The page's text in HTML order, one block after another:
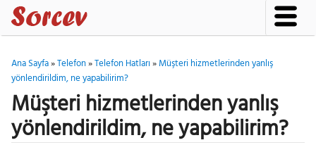
Ana Sayfa»Telefon»Telefon Hatları»Müşteri hizmetlerinden yanlış
yönlendirildim, ne yapabilirim?
Müşteri hizmetlerinden yanlış
yönlendirildim, ne yapabilirim?